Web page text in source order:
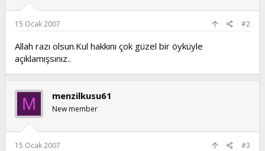
15 Ocak 2007 #2
Allah razı olsun.Kul hakkını çok güzel bir öyküyle
açıklamışsınız..
M menzilkusu61
New member
15 Ocak 2007 #3